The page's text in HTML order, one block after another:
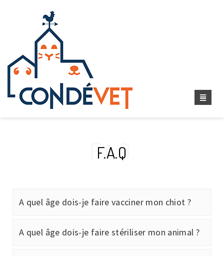
FAQ
F.A.Q
A quel âge dois-je faire vacciner mon chiot ?
A quel âge dois-je faire stériliser mon animal ?